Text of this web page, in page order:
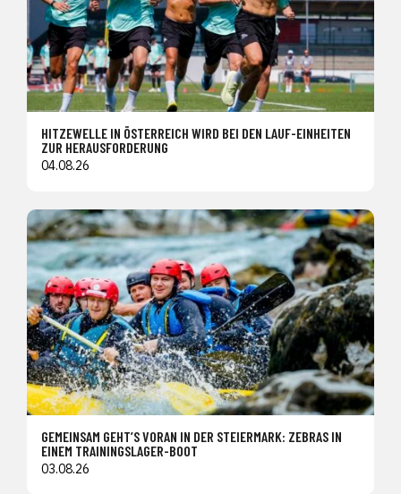
HITZEWELLE IN ÖSTERREICH WIRD BEI DEN LAUF-EINHEITEN
ZUR HERAUSFORDERUNG
04.08.26
GEMEINSAM GEHT’S VORAN IN DER STEIERMARK: ZEBRAS IN
EINEM TRAININGSLAGER-BOOT
03.08.26